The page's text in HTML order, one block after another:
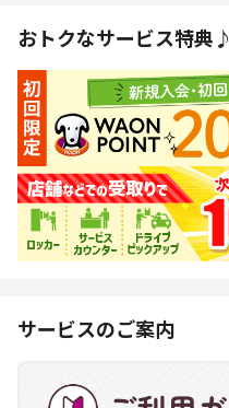
おトクなサービス特典♪
サービスのご案内